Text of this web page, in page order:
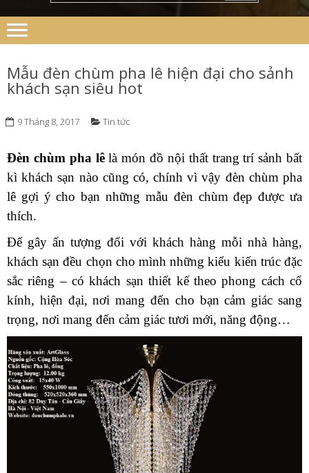
Mẫu đèn chùm pha lê hiện đại cho sảnh
khách sạn siêu hot
9 Tháng 8, 2017 Tin tức
Đèn chùm pha lêlà món đồ nội thất trang trí sảnh bất
kì khách sạn nào cũng có, chính vì vậy đèn chùm pha
lê gợi ý cho bạn những mẫu đèn chùm đẹp được ưa
thích.
Để gây ấn tượng đối với khách hàng mỗi nhà hàng,
khách sạn đều chọn cho mình những kiểu kiến trúc đặc
sắc riêng – có khách sạn thiết kế theo phong cách cổ
kính, hiện đại, nơi mang đến cho bạn cảm giác sang
trọng, nơi mang đến cảm giác tươi mới, năng động…